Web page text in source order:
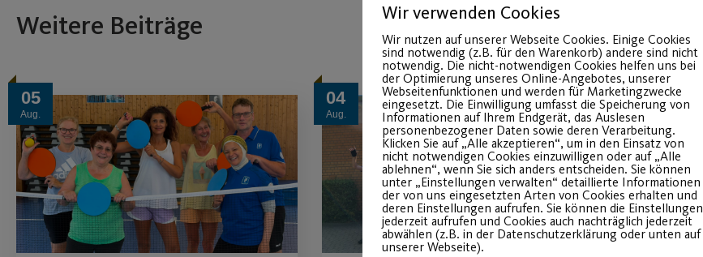
Weitere Beiträge
05
Aug.
04
Aug.
30
Juli
Wir verwenden Cookies
Wir nutzen auf unserer Webseite Cookies. Einige Cookies
sind notwendig (z.B. für den Warenkorb) andere sind nicht
notwendig. Die nicht-notwendigen Cookies helfen uns bei
der Optimierung unseres Online-Angebotes, unserer
Webseitenfunktionen und werden für Marketingzwecke
eingesetzt. Die Einwilligung umfasst die Speicherung von
Informationen auf Ihrem Endgerät, das Auslesen
personenbezogener Daten sowie deren Verarbeitung.
Klicken Sie auf „Alle akzeptieren“, um in den Einsatz von
nicht notwendigen Cookies einzuwilligen oder auf „Alle
ablehnen“, wenn Sie sich anders entscheiden. Sie können
unter „Einstellungen verwalten“ detaillierte Informationen
der von uns eingesetzten Arten von Cookies erhalten und
deren Einstellungen aufrufen. Sie können die Einstellungen
jederzeit aufrufen und Cookies auch nachträglich jederzeit
abwählen (z.B. in der Datenschutzerklärung oder unten auf
unserer Webseite).